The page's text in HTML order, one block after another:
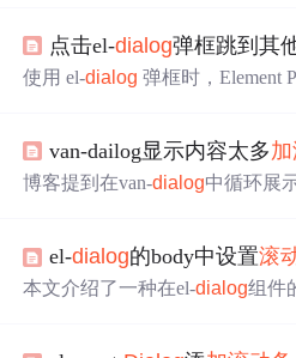
点击el-dialog弹框跳到其
使用 el-dialog 弹框时，Element
除。解决办法有关闭弹框、去除
直接在 body 上 加。
van-dailog显示内容太多加
博客提到在van-dialog中循环展
el-dialog的body中设置滚
本文介绍了一种在el-dialog组件